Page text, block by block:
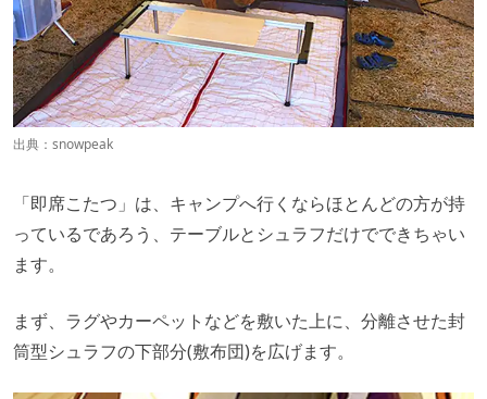
出典： snowpeak
「即席こたつ」は、キャンプへ行くならほとんどの方が持
っているであろう、テーブルとシュラフだけでできちゃい
ます。
まず、ラグやカーペットなどを敷いた上に、分離させた封
筒型シュラフの下部分(敷布団)を広げます。